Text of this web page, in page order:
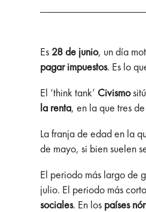
Es28 de junio, un día
pagar impuestos. Es lo
El ‘think tank’ Civismo
la renta, en la que tres
La franja de edad en la
de mayo, si bien suelen
El periodo más largo de
julio. El periodo más
sociales. En los países